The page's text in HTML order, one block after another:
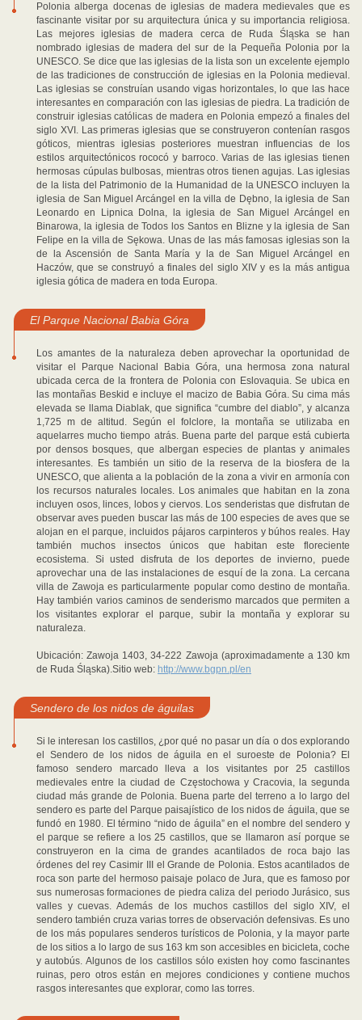
Polonia alberga docenas de iglesias de madera medievales que es
fascinante visitar por su arquitectura única y su importancia religiosa.
Las mejores iglesias de madera cerca de Ruda Śląska se han
nombrado iglesias de madera del sur de la Pequeña Polonia por la
UNESCO. Se dice que las iglesias de la lista son un excelente ejemplo
de las tradiciones de construcción de iglesias en la Polonia medieval.
Las iglesias se construían usando vigas horizontales, lo que las hace
interesantes en comparación con las iglesias de piedra. La tradición de
construir iglesias católicas de madera en Polonia empezó a finales del
siglo XVI. Las primeras iglesias que se construyeron contenían rasgos
góticos, mientras iglesias posteriores muestran influencias de los
estilos arquitectónicos rococó y barroco. Varias de las iglesias tienen
hermosas cúpulas bulbosas, mientras otros tienen agujas. Las iglesias
de la lista del Patrimonio de la Humanidad de la UNESCO incluyen la
iglesia de San Miguel Arcángel en la villa de Dębno, la iglesia de San
Leonardo en Lipnica Dolna, la iglesia de San Miguel Arcángel en
Binarowa, la iglesia de Todos los Santos en Blizne y la iglesia de San
Felipe en la villa de Sękowa. Unas de las más famosas iglesias son la
de la Ascensión de Santa María y la de San Miguel Arcángel en
Haczów, que se construyó a finales del siglo XIV y es la más antigua
iglesia gótica de madera en toda Europa.
El Parque Nacional Babia Góra
Los amantes de la naturaleza deben aprovechar la oportunidad de
visitar el Parque Nacional Babia Góra, una hermosa zona natural
ubicada cerca de la frontera de Polonia con Eslovaquia. Se ubica en
las montañas Beskid e incluye el macizo de Babia Góra. Su cima más
elevada se llama Diablak, que significa “cumbre del diablo”, y alcanza
1,725 m de altitud. Según el folclore, la montaña se utilizaba en
aquelarres mucho tiempo atrás. Buena parte del parque está cubierta
por densos bosques, que albergan especies de plantas y animales
interesantes. Es también un sitio de la reserva de la biosfera de la
UNESCO, que alienta a la población de la zona a vivir en armonía con
los recursos naturales locales. Los animales que habitan en la zona
incluyen osos, linces, lobos y ciervos. Los senderistas que disfrutan de
observar aves pueden buscar las más de 100 especies de aves que se
alojan en el parque, incluidos pájaros carpinteros y búhos reales. Hay
también muchos insectos únicos que habitan este floreciente
ecosistema. Si usted disfruta de los deportes de invierno, puede
aprovechar una de las instalaciones de esquí de la zona. La cercana
villa de Zawoja es particularmente popular como destino de montaña.
Hay también varios caminos de senderismo marcados que permiten a
los visitantes explorar el parque, subir la montaña y explorar su
naturaleza.
Ubicación: Zawoja 1403, 34-222 Zawoja (aproximadamente a 130 km
de Ruda Śląska).Sitio web: http://www.bgpn.pl/en
Sendero de los nidos de águilas
Si le interesan los castillos, ¿por qué no pasar un día o dos explorando
el Sendero de los nidos de águila en el suroeste de Polonia? El
famoso sendero marcado lleva a los visitantes por 25 castillos
medievales entre la ciudad de Częstochowa y Cracovia, la segunda
ciudad más grande de Polonia. Buena parte del terreno a lo largo del
sendero es parte del Parque paisajístico de los nidos de águila, que se
fundó en 1980. El término “nido de águila” en el nombre del sendero y
el parque se refiere a los 25 castillos, que se llamaron así porque se
construyeron en la cima de grandes acantilados de roca bajo las
órdenes del rey Casimir III el Grande de Polonia. Estos acantilados de
roca son parte del hermoso paisaje polaco de Jura, que es famoso por
sus numerosas formaciones de piedra caliza del periodo Jurásico, sus
valles y cuevas. Además de los muchos castillos del siglo XIV, el
sendero también cruza varias torres de observación defensivas. Es uno
de los más populares senderos turísticos de Polonia, y la mayor parte
de los sitios a lo largo de sus 163 km son accesibles en bicicleta, coche
y autobús. Algunos de los castillos sólo existen hoy como fascinantes
ruinas, pero otros están en mejores condiciones y contiene muchos
rasgos interesantes que explorar, como las torres.